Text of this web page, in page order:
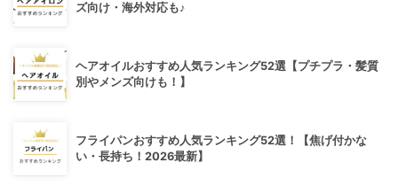
ズ向け・海外対応も♪
ヘアオイルおすすめ人気ランキング52選【プチプラ・髪質
別やメンズ向けも！】
フライパンおすすめ人気ランキング52選！【焦げ付かな
い・長持ち！2026最新】